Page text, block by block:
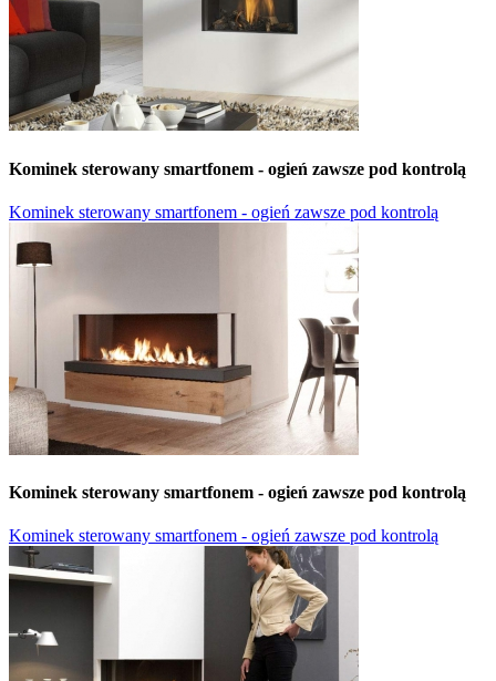
Kominek sterowany smartfonem - ogień zawsze pod kontrolą
Kominek sterowany smartfonem - ogień zawsze pod kontrolą
Kominek sterowany smartfonem - ogień zawsze pod kontrolą
Kominek sterowany smartfonem - ogień zawsze pod kontrolą